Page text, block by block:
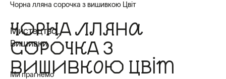
Чорна лляна сорочка з вишивкою Цвіт
ЧОРНА ЛЛЯНА
СОРОЧКА З
ВИШИВКОЮ ЦВІТ
Мистецтво
Вишивки
Ми прагнемо